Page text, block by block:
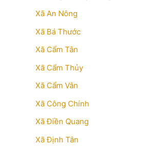
Xã An Nông
Xã Bá Thước
Xã Cẩm Tân
Xã Cẩm Thủy
Xã Cẩm Vân
Xã Công Chính
Xã Điền Quang
Xã Định Tân